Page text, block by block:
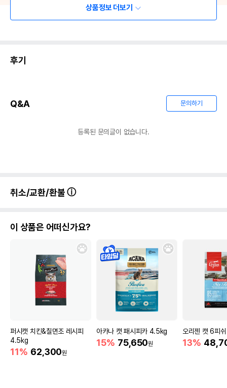
상품정보 더보기
후기
Q&A 문의하기
등록된 문의글이 없습니다.
취소/교환/환불
이 상품은 어떠신가요?
퍼시캣 치킨&칠면조 레시피
4.5kg
11% 62,300원
아카나 캣 패시피카 4.5kg
15% 75,650원
오리젠 캣 6피
13%